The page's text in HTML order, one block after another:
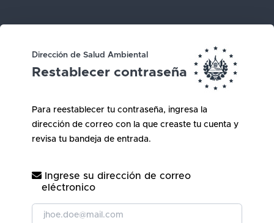
Dirección de Salud Ambiental
Restablecer contraseña
Para reestablecer tu contraseña, ingresa la
dirección de correo con la que creaste tu cuenta y
revisa tu bandeja de entrada.
Ingrese su dirección de correo
eléctronico